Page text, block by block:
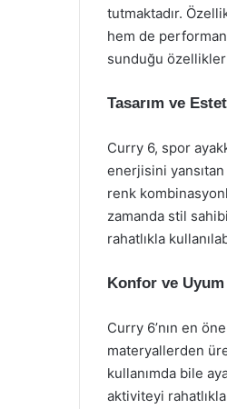
tutmaktadır.
hem de
sunduğu
Tasarım ve
Curry 6, spor
enerjisini
renk
zamanda stil
rahatlıkla
Konfor ve Uyum
Curry 6’nın en
materyallerden
kullanımda bile
aktiviteyi